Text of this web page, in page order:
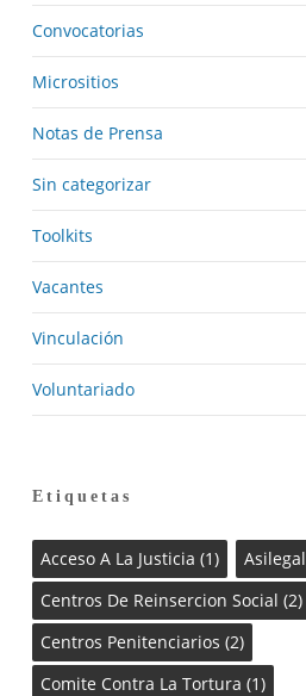
Convocatorias
Micrositios
Notas de Prensa
Sin categorizar
Toolkits
Vacantes
Vinculación
Voluntariado
Etiquetas
Acceso A La Justicia (1) Asilegal
Centros De Reinsercion Social (2)
Centros Penitenciarios (2)
Comite Contra La Tortura (1)